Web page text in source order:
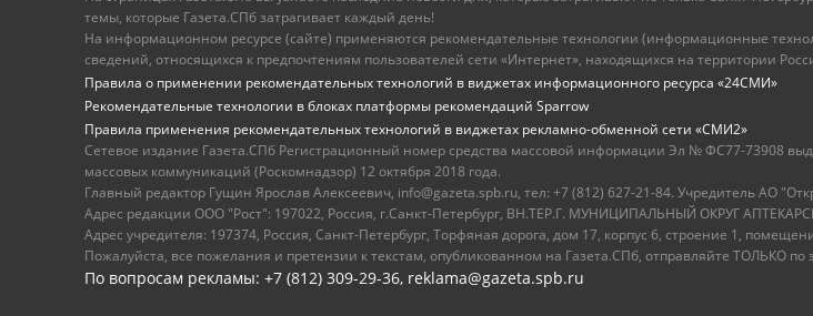
темы, которые Газета.СПб затрагивает каждый день!
На информационном ресурсе (сайте) применяются рекомендательные технологии (информационные
сведений, относящихся к предпочтениям пользователей сети «Интернет», находящихся на территории
Правила о применении рекомендательных технологий в виджетах информационного ресурса «24СМИ»
Рекомендательные технологии в блоках платформы рекомендаций Sparrow
Правила применения рекомендательных технологий в виджетах рекламно-обменной сети «СМИ2»
Сетевое издание Газета.СПб Регистрационный номер средства массовой информации Эл № ФС77-73908
массовых коммуникаций (Роскомнадзор) 12 октября 2018 года.
Главный редактор Гущин Ярослав Алексеевич, info@gazeta.spb.ru, тел: +7 (812) 627-21-84. Учредитель АО
Адрес редакции ООО "Рост": 197022, Россия, г.Санкт-Петербург, ВН.ТЕР.Г. МУНИЦИПАЛЬНЫЙ ОКРУГ
Адрес учредителя: 197374, Россия, Санкт-Петербург, Торфяная дорога, дом 17, корпус 6, строение 1,
Пожалуйста, все пожелания и претензии к текстам, опубликованном на Газета.СПб, отправляйте ТОЛЬКО по
По вопросам рекламы: +7 (812) 309-29-36, reklama@gazeta.spb.ru